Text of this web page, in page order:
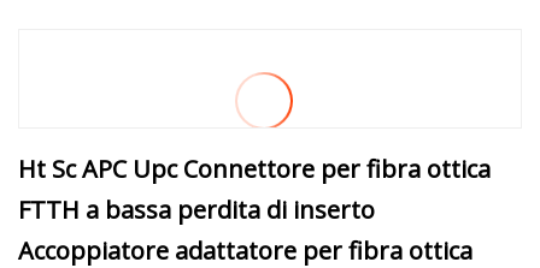
Ht Sc APC Upc Connettore per fibra ottica
FTTH a bassa perdita di inserto
Accoppiatore adattatore per fibra ottica